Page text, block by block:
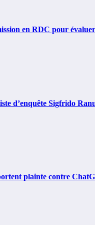
en RDC pour
d’enquête Sigfrido
plainte contre